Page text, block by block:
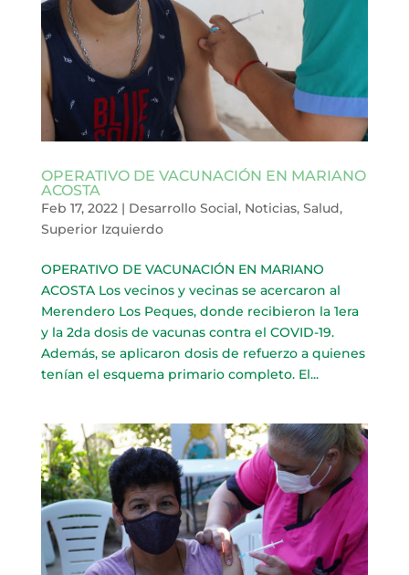
OPERATIVO DE VACUNACIÓN EN MARIANO
ACOSTA
Feb 17, 2022 | Desarrollo Social, Noticias, Salud,
Superior Izquierdo
OPERATIVO DE VACUNACIÓN EN MARIANO
ACOSTA Los vecinos y vecinas se acercaron al
Merendero Los Peques, donde recibieron la 1era
y la 2da dosis de vacunas contra el COVID-19.
Además, se aplicaron dosis de refuerzo a quienes
tenían el esquema primario completo. El...